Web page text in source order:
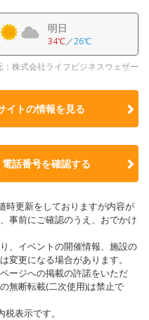
明日
34℃／26℃
：株式会社ライフビジネスウェザー
イトの情報を見る
話番号を確認する
時更新をしておりますが内容が
事前にご確認のうえ、おでかけ
、イベントの開催情報、施設の
変更になる場合があります。
ージへの掲載の許諾をいただ
無断転載(二次使用)は禁止で
表示です。